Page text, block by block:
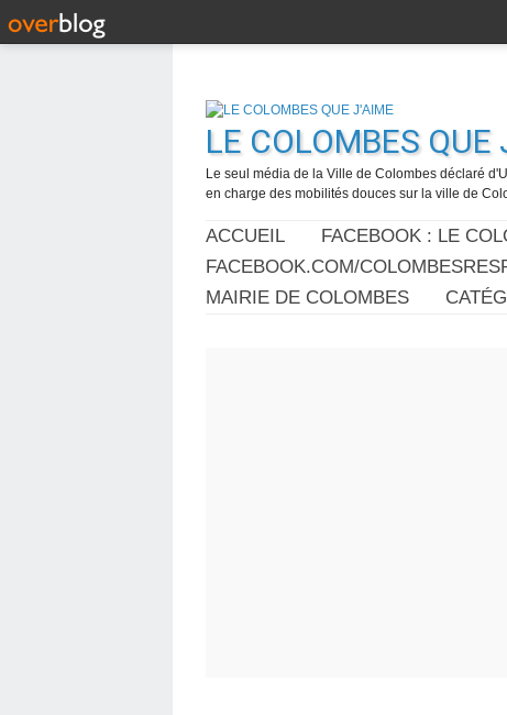
LE COLOMBES QUE
Le seul média de la Ville de Colombes déclaré
en charge des mobilités douces sur la ville de
ACCUEIL FACEBOOK : LE
FACEBOOK.COM/
MAIRIE DE COLOMBES